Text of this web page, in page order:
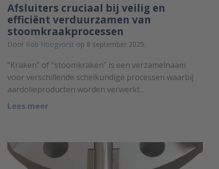
Afsluiters cruciaal bij veilig en
efficiënt verduurzamen van
stoomkraakprocessen
Door Rob Hoogvorst op 8 september 2025.
“Kraken” of “stoomkraken” is een verzamelnaam
voor verschillende scheikundige processen waarbij
aardolieproducten worden verwerkt...
Lees meer